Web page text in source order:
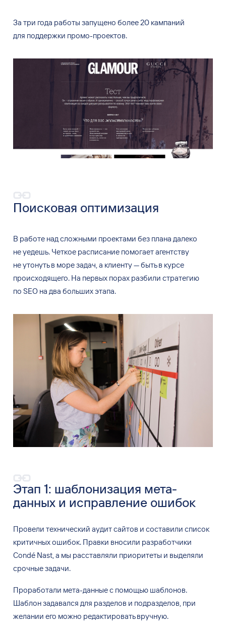
За три года работы запущено более 20 кампаний
для поддержки промо-проектов.
Поисковая оптимизация
В работе над сложными проектами без плана далеко
неуедешь. Четкое расписание помогает агентству
неутонуть в море задач, а клиенту—быть в курсе
происходящего. На первых порах разбили стратегию
по SEO на два больших этапа.
Этап 1: шаблонизация мета-
данных и исправление ошибок
Провели технический аудит сайтов и составили список
критичных ошибок. Правки вносили разработчики
CondéNast, а мы расставляли приоритеты и выделяли
срочные задачи.
Проработали мета-данные с помощью шаблонов.
Шаблон задавался для разделов и подразделов, при
желании его можно редактировать вручную.